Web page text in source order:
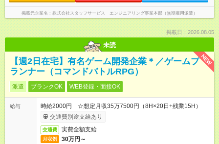
掲載元企業名 株式会社スタッフサービス エンジニアリング事業本部（無期雇用派遣）
掲載日：2026.08.05
未読
NEW
【週2日在宅】有名ゲーム開発企業＊／ゲームプ
ランナー（コマンドバトルRPG）
派遣 ブランクOK WEB登録・面接OK
給与
時給2000円 ☆想定月収35万7500円（8H×20日+残業15H）
交通費別途支給あり
交通費 実費全額支給
月収例 30万円～